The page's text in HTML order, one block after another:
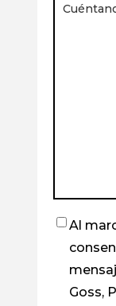
Casilla
Al
Goss,